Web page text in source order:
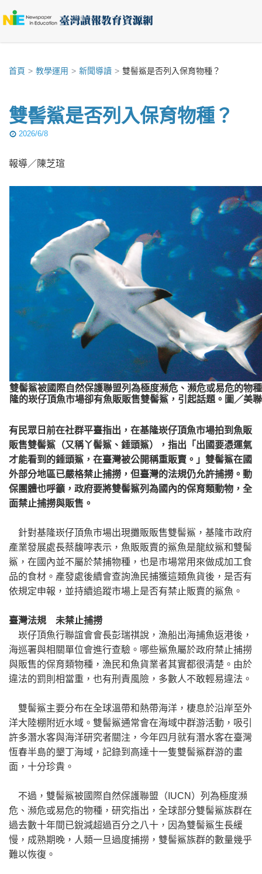
首頁 教學運用 新聞導讀 雙髻鯊是否列入保育物種？
雙髻鯊是否列入保育物種？
2026/6/8
報導／陳芝瑄
雙髻鯊被國際自然保護聯盟列為極度瀕危、瀕危或易危的物
隆的崁仔頂魚市場卻有魚販販售雙髻鯊，引起話題。圖／美
有民眾日前在社群平臺指出，在基隆崁仔頂魚市場拍到魚販
販售雙髻鯊（又稱丫髻鯊、錘頭鯊），指出「出國要憑運氣
才能看到的錘頭鯊，在臺灣被公開稱重販賣。」雙髻鯊在國
外部分地區已嚴格禁止捕撈，但臺灣的法規仍允許捕撈。動
保團體也呼籲，政府要將雙髻鯊列為國內的保育類動物，全
面禁止捕撈與販售。
針對基隆崁仔頂魚市場出現攤販販售雙髻鯊，基隆市政府
產業發展處長蔡馥嚀表示，魚販販賣的鯊魚是龍紋鯊和雙髻
鯊，在國內並不屬於禁捕物種，也是市場常用來做成加工食
品的食材。產發處後續會查詢漁民捕獲這類魚貨後，是否有
依規定申報，並持續追蹤市場上是否有禁止販賣的鯊魚。
臺灣法規 未禁止捕撈
崁仔頂魚行聯誼會會長彭瑞祺說，漁船出海捕魚返港後，
海巡署與相關單位會進行查驗。哪些鯊魚屬於政府禁止捕撈
與販售的保育類物種，漁民和魚貨業者其實都很清楚。由於
違法的罰則相當重，也有刑責風險，多數人不敢輕易違法。
雙髻鯊主要分布在全球溫帶和熱帶海洋，棲息於沿岸至外
洋大陸棚附近水域。雙髻鯊通常會在海域中群游活動，吸引
許多潛水客與海洋研究者關注，今年四月就有潛水客在臺灣
恆春半島的墾丁海域，記錄到高達十一隻雙髻鯊群游的畫
面，十分珍貴。
不過，雙髻鯊被國際自然保護聯盟（IUCN）列為極度瀕
危、瀕危或易危的物種，研究指出，全球部分雙髻鯊族群在
過去數十年間已銳減超過百分之八十，因為雙髻鯊生長緩
慢，成熟期晚，人類一旦過度捕撈，雙髻鯊族群的數量幾乎
難以恢復。